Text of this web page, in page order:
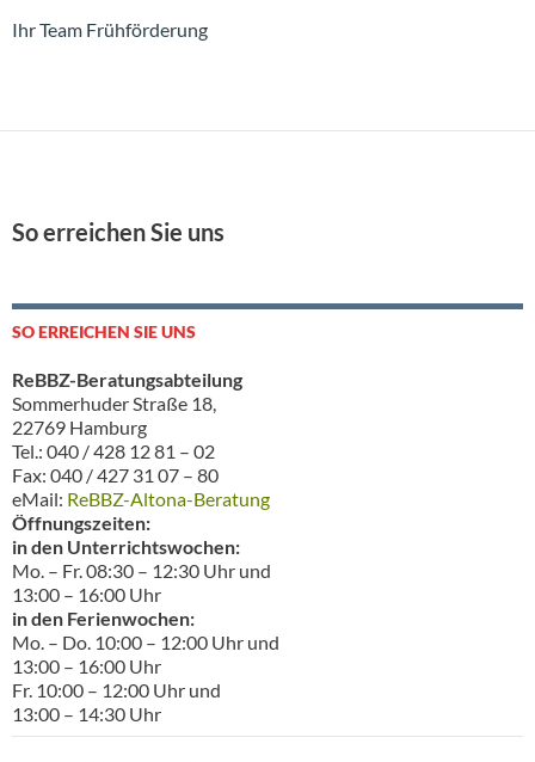
Ihr Team Frühförderung
So erreichen Sie uns
SO ERREICHEN SIE UNS
ReBBZ-Beratungsabteilung
Sommerhuder Straße 18,
22769 Hamburg
Tel.: 040 / 428 12 81 – 02
Fax: 040 / 427 31 07 – 80
eMail: ReBBZ-Altona-Beratung
Öffnungszeiten:
in den Unterrichtswochen:
Mo. – Fr. 08:30 – 12:30 Uhr und
13:00 – 16:00 Uhr
in den Ferienwochen:
Mo. – Do. 10:00 – 12:00 Uhr und
13:00 – 16:00 Uhr
Fr. 10:00 – 12:00 Uhr und
13:00 – 14:30 Uhr